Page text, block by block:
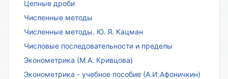
Цепные дроби
Численные методы
Численные методы. Ю. Я. Кацман
Числовые последовательности и пределы
Эконометрика (М.А. Кривцова)
Эконометрика - учебное пособие (А.И.Афоничкин)